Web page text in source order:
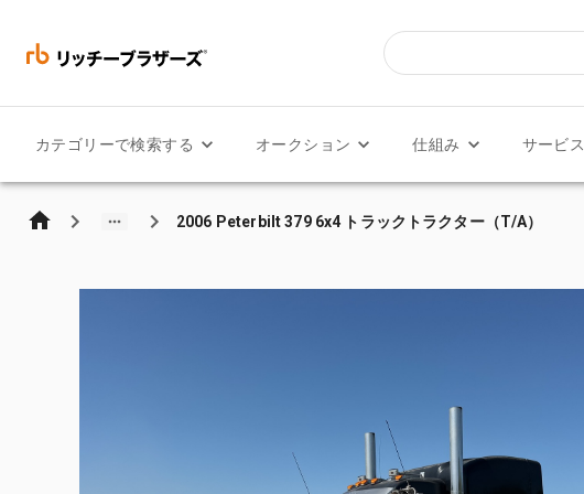
カテゴリーで検索する オークション 仕組み サービス
2006 Peterbilt 379 6x4 トラックトラクター（T/A）